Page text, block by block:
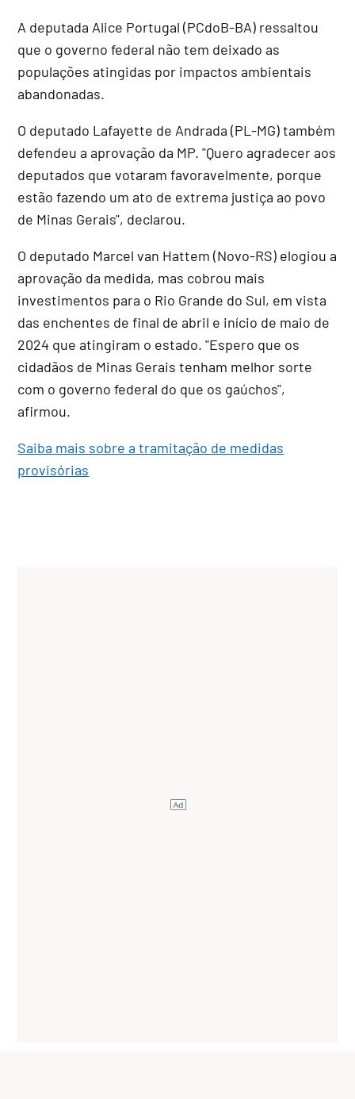
A deputada Alice Portugal (PCdoB-BA) ressaltou
que o governo federal não tem deixado as
populações atingidas por impactos ambientais
abandonadas.
O deputado Lafayette de Andrada (PL-MG) também
defendeu a aprovação da MP. "Quero agradecer aos
deputados que votaram favoravelmente, porque
estão fazendo um ato de extrema justiça ao povo
de Minas Gerais", declarou.
O deputado Marcel van Hattem (Novo-RS) elogiou a
aprovação da medida, mas cobrou mais
investimentos para o Rio Grande do Sul, em vista
das enchentes de final de abril e início de maio de
2024 que atingiram o estado. "Espero que os
cidadãos de Minas Gerais tenham melhor sorte
com o governo federal do que os gaúchos",
afirmou.
Saiba mais sobre a tramitação de medidas
provisórias